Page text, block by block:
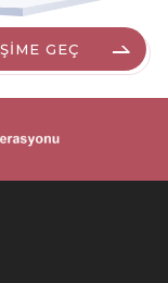
GEÇ